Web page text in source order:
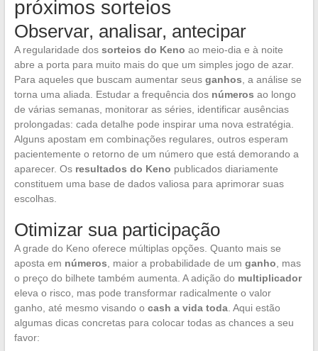
próximos sorteios
Observar, analisar, antecipar
A regularidade dos sorteios do Keno ao meio-dia e à noite
abre a porta para muito mais do que um simples jogo de azar.
Para aqueles que buscam aumentar seus ganhos , a análise se
torna uma aliada. Estudar a frequência dos números ao longo
de várias semanas, monitorar as séries, identificar ausências
prolongadas: cada detalhe pode inspirar uma nova estratégia.
Alguns apostam em combinações regulares, outros esperam
pacientemente o retorno de um número que está demorando a
aparecer. Os resultados do Keno publicados diariamente
constituem uma base de dados valiosa para aprimorar suas
escolhas.
Otimizar sua participação
A grade do Keno oferece múltiplas opções. Quanto mais se
aposta em números , maior a probabilidade de um ganho , mas
o preço do bilhete também aumenta. A adição do multiplicador
eleva o risco, mas pode transformar radicalmente o valor
ganho, até mesmo visando o cash a vida toda. Aqui estão
algumas dicas concretas para colocar todas as chances a seu
favor: